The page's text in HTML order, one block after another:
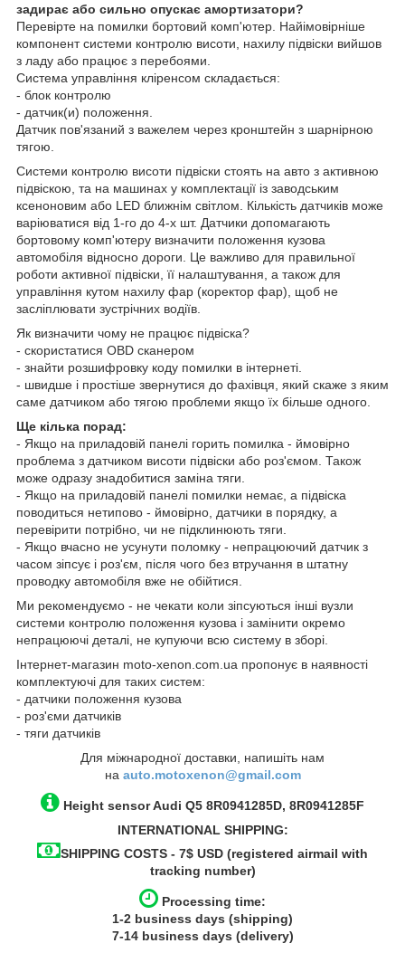
задирає або сильно опускає амортизатори?
Перевірте на помилки бортовий комп'ютер. Найімовірніше
компонент системи контролю висоти, нахилу підвіски вийшов
з ладу або працює з перебоями.
Система управління кліренсом складається:
- блок контролю
- датчик(и) положення.
Датчик пов'язаний з важелем через кронштейн з шарнірною
тягою.
Системи контролю висоти підвіски стоять на авто з активною
підвіскою, та на машинах у комплектації із заводським
ксеноновим або LED ближнім світлом. Кількість датчиків може
варіюватися від 1-го до 4-х шт. Датчики допомагають
бортовому комп'ютеру визначити положення кузова
автомобіля відносно дороги. Це важливо для правильної
роботи активної підвіски, її налаштування, а також для
управління кутом нахилу фар (коректор фар), щоб не
засліплювати зустрічних водіїв.
Як визначити чому не працює підвіска?
- скористатися OBD сканером
- знайти розшифровку коду помилки в інтернеті.
- швидше і простіше звернутися до фахівця, який скаже з яким
саме датчиком або тягою проблеми якщо їх більше одного.
Ще кілька порад:
- Якщо на приладовій панелі горить помилка - ймовірно
проблема з датчиком висоти підвіски або роз'ємом. Також
може одразу знадобитися заміна тяги.
- Якщо на приладовій панелі помилки немає, а підвіска
поводиться нетипово - ймовірно, датчики в порядку, а
перевірити потрібно, чи не підклинюють тяги.
- Якщо вчасно не усунути поломку - непрацюючий датчик з
часом зіпсує і роз'єм, після чого без втручання в штатну
проводку автомобіля вже не обійтися.
Ми рекомендуємо - не чекати коли зіпсуються інші вузли
системи контролю положення кузова і замінити окремо
непрацюючі деталі, не купуючи всю систему в зборі.
Інтернет-магазин moto-xenon.com.ua пропонує в наявності
комплектуючі для таких систем:
- датчики положення кузова
- роз'єми датчиків
- тяги датчиків
Для міжнародної доставки, напишіть нам
на auto.motoxenon@gmail.com
Height sensor Audi Q5 8R0941285D, 8R0941285F
INTERNATIONAL SHIPPING:
SHIPPING COSTS - 7$ USD (registered airmail with
tracking number)
Processing time:
1-2 business days (shipping)
7-14 business days (delivery)